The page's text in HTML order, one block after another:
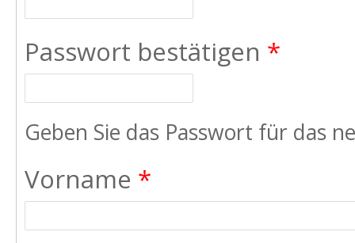
Passwort bestätigen *
Geben Sie das Passwort für das
Vorname *